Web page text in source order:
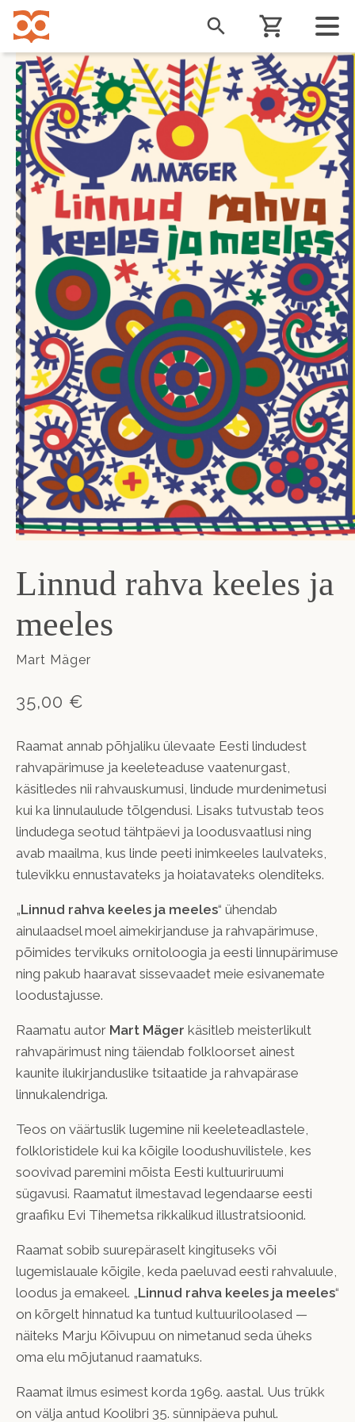
Liigu
edasi
põhisisu
juurde
Linnud rahva keeles ja
meeles
Mart Mäger
35,00 €
Raamat annab põhjaliku ülevaate Eesti lindudest
rahvapärimuse ja keeleteaduse vaatenurgast,
käsitledes nii rahvauskumusi, lindude murdenimetusi
kui ka linnulaulude tõlgendusi. Lisaks tutvustab teos
lindudega seotud tähtpäevi ja loodusvaatlusi ning
avab maailma, kus linde peeti inimkeeles laulvateks,
tulevikku ennustavateks ja hoiatavateks olenditeks.
„Linnud rahva keeles ja meeles“ ühendab
ainulaadsel moel aimekirjanduse ja rahvapärimuse,
põimides tervikuks ornitoloogia ja eesti linnupärimuse
ning pakub haaravat sissevaadet meie esivanemate
loodustajusse.
Raamatu autor Mart Mäger käsitleb meisterlikult
rahvapärimust ning täiendab folkloorset ainest
kaunite ilukirjanduslike tsitaatide ja rahvapärase
linnukalendriga.
Teos on väärtuslik lugemine nii keeleteadlastele,
folkloristidele kui ka kõigile loodushuvilistele, kes
soovivad paremini mõista Eesti kultuuriruumi
sügavusi. Raamatut ilmestavad legendaarse eesti
graafiku Evi Tihemetsa rikkalikud illustratsioonid.
Raamat sobib suurepäraselt kingituseks või
lugemislauale kõigile, keda paeluvad eesti rahvaluule,
loodus ja emakeel. „Linnud rahva keeles ja meeles“
on kõrgelt hinnatud ka tuntud kultuuriloolased —
näiteks Marju Kõivupuu on nimetanud seda üheks
oma elu mõjutanud raamatuks.
Raamat ilmus esimest korda 1969. aastal. Uus trükk
on välja antud Koolibri 35. sünnipäeva puhul.